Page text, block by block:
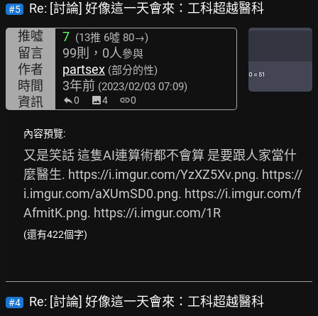
#5
Re: [討論] 好像這一天會來：工科超越醫科
推噓
7 (13推 6噓 80→)
留言 99則，0人參與
作者 partsex (部分的性)
時間 3年前 (2023/02/03 07:09)
資訊 0 image4 link0
內容預覽:
又是笑話 這隻AI連算術都不會算 是要跟人家當什
麼醫生. https://i.imgur.com/YzXZ5Xv.png. https://
i.imgur.com/aXUmSD0.png. https://i.imgur.com/f
AfmitK.png. https://i.imgur.com/1R
(還有422個字)
#4
Re: [討論] 好像這一天會來：工科超越醫科